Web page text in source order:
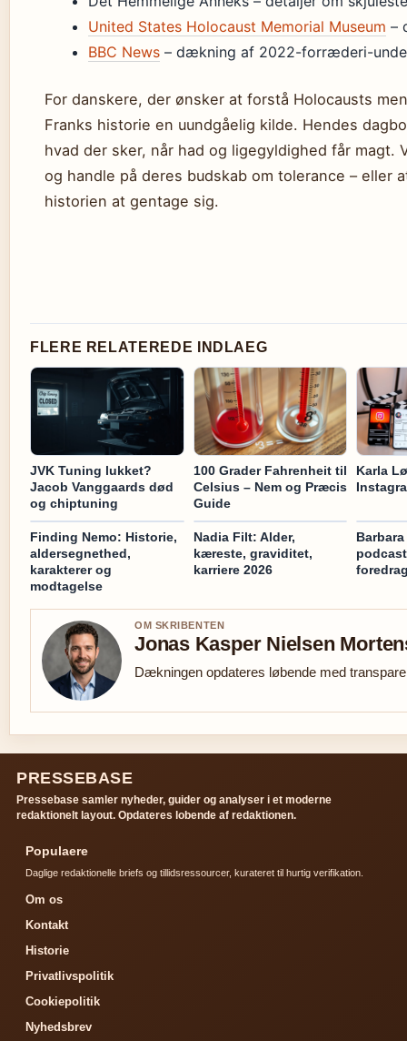
United States Holocaust Memorial Museum –
BBC News – dækning af 2022-forræderi-
For danskere, der ønsker at forstå Holocausts
Franks historie en uundgåelig kilde. Hendes
hvad der sker, når had og ligegyldighed får
og handle på deres budskab om tolerance – eller
historien at gentage sig.
FLERE RELATEREDE INDLAEG
JVK Tuning lukket?
Jacob Vanggaards død
og chiptuning
100 Grader Fahrenheit til
Celsius – Nem og Præcis
Guide
Karla
Finding Nemo: Historie,
aldersegnethed,
karakterer og
modtagelse
Nadia Filt: Alder,
kæreste, graviditet,
karriere 2026
OM SKRIBENTEN
Jonas Kasper Nielsen
Dækningen opdateres løbende med
PRESSEBASE
Pressebase samler nyheder, guider og analyser i et moderne
redaktionelt layout. Opdateres lobende af redaktionen.
Populaere
Daglige redaktionelle briefs og tillidsressourcer, kurateret til hurtig verifikation.
Om os
Kontakt
Historie
Privatlivspolitik
Cookiepolitik
Nyhedsbrev